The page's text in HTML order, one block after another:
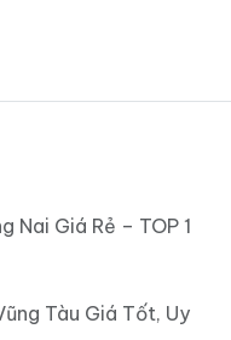
Nai Giá Rẻ – TOP 1
Tàu Giá Tốt, Uy